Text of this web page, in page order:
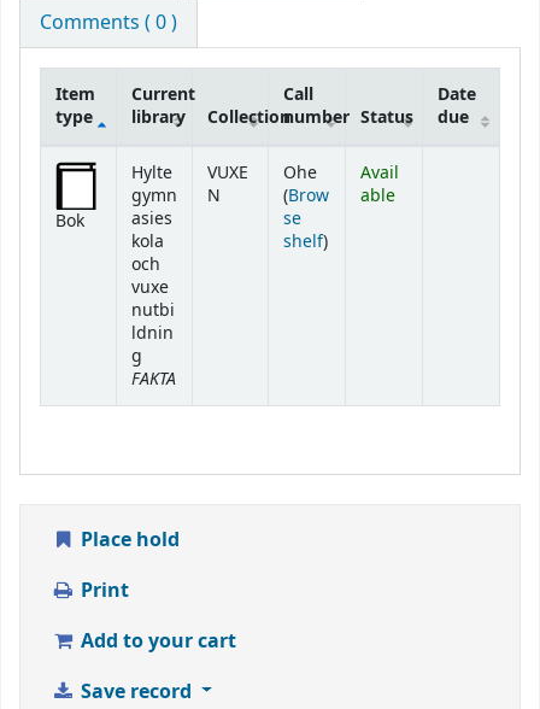
Comments ( 0 )
Holdings
Item
type
Current
library
Collection
Call
number Status
Date
due
Bok
Hylte
gymn
asies
kola
och
vuxe
nutbi
ldnin
g
FAKTA
VUXE
N
Ohe
(Brow
se
shelf(Opens below)
)
Avail
able
Place hold
Print
Add to your cart
Save record